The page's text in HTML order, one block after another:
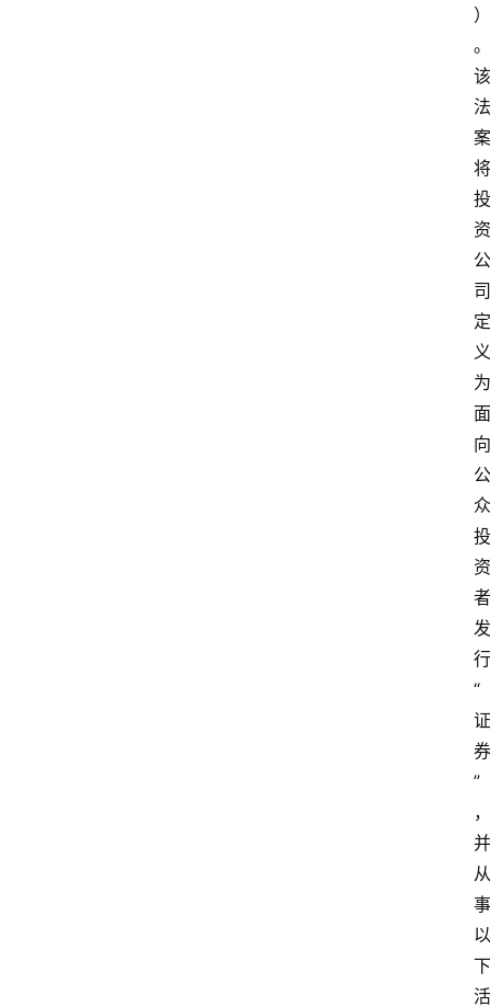
）
。
该
法
案
将
投
资
公
司
定
义
为
面
向
公
众
投
资
者
发
行
“
证
券
”
，
并
从
事
以
下
活